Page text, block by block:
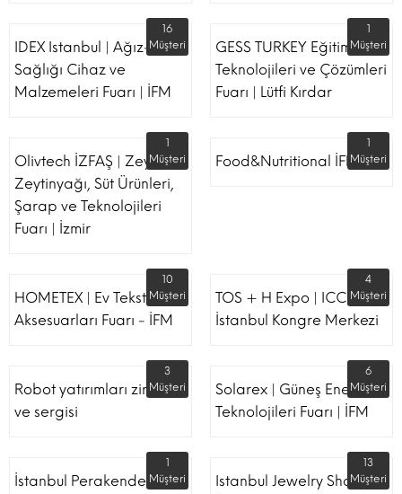
IDEX Istanbul | Ağız-Diş
Sağlığı Cihaz ve
Malzemeleri Fuarı | İFM
16
Müşteri
GESS TURKEY Eğitim
Teknolojileri ve Çözümleri
Fuarı | Lütfi Kırdar
1
Müşteri
Olivtech İZFAŞ | Zeytin,
Zeytinyağı, Süt Ürünleri,
Şarap ve Teknolojileri
Fuarı | İzmir
1
Müşteri
Food&Nutritional İFM
1
Müşteri
HOMETEX | Ev Tekstili Ve
Aksesuarları Fuarı - İFM
10
Müşteri
TOS + H Expo | ICC -
İstanbul Kongre Merkezi
4
Müşteri
Robot yatırımları zirvesi
ve sergisi
3
Müşteri
Solarex | Güneş Enerjisi &
Teknolojileri Fuarı | İFM
6
Müşteri
İstanbul Perakende Fuarı
1
Müşteri
Istanbul Jewelry Show |
13
Müşteri